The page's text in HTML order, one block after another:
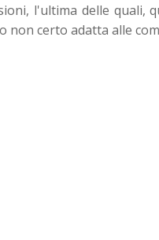
l'ultima delle quali,
non certo adatta alle